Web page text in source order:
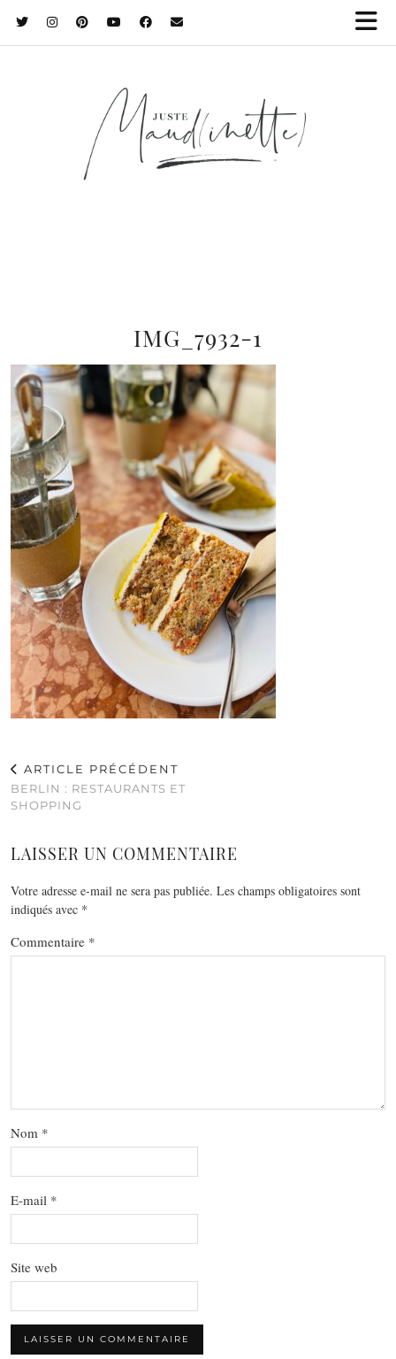
IMG_7932-1
ARTICLE PRÉCÉDENT
BERLIN : RESTAURANTS ET
SHOPPING
LAISSER UN COMMENTAIRE
Votre adresse e-mail ne sera pas publiée. Les champs obligatoires sont
indiqués avec *
Commentaire *
Nom *
E-mail *
Site web